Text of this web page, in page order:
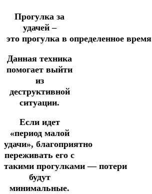
Прогулка за
удачей –
это прогулка в определенное время
Данная техника
помогает выйти
из
деструктивной
ситуации.
Если идет
«период малой
удачи», благоприятно
переживать его с
такими прогулками— потери
будут
минимальные.